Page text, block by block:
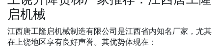
启机械
江西唐工隆启机械制造有限公司是江西省内知名厂家，尤其
在上饶地区享有良好声誉。其优势体现在：